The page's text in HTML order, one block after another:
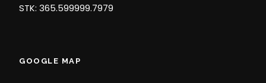
STK: 365.599999.7979
GOOGLE MAP